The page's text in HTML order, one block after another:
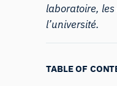
laboratoire,
l’université.
TABLE OF